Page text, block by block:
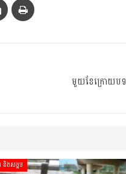
មួយខែក្រោយបទ
និងសង្គម